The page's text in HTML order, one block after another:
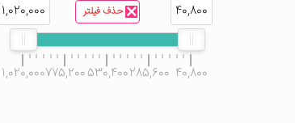
حذف فیلتر 40,800
1,020,000
40,800
285,600
530,400
775,200
1,020,000